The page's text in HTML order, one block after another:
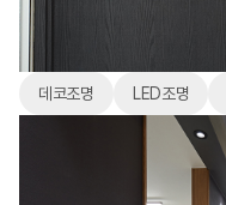
데코조명 LED조명